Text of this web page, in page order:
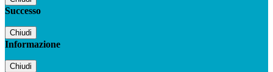
Successo
Chiudi
Informazione
Chiudi